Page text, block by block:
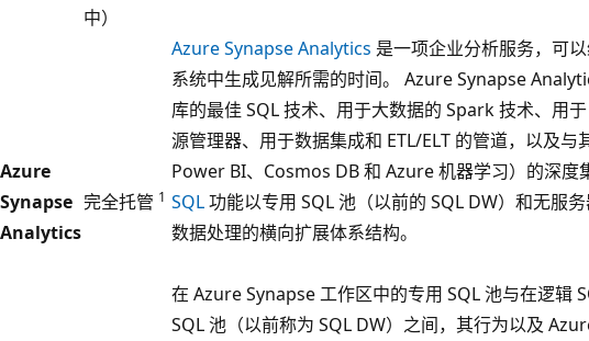
中）
Azure
Synapse
Analytics
完全托管 1
Azure Synapse Analytics 是一项企业分析服务，可
系统中生成见解所需的时间。 Azure Synapse
库的最佳 SQL 技术、用于大数据的 Spark 技术、用
源管理器、用于数据集成和 ETL/ELT 的管道，以及与
Power BI、Cosmos DB 和 Azure 机器学习）的深度
SQL功能以专用 SQL 池（以前的 SQL DW）和无服
数据处理的横向扩展体系结构。
在 Azure Synapse 工作区中的专用 SQL 池与在逻辑
SQL 池（以前称为 SQL DW）之间，其行为以及